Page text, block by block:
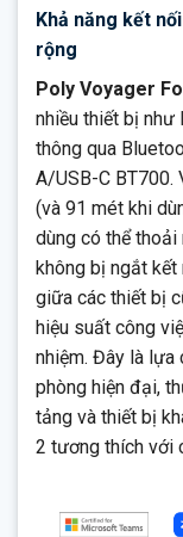
Khả năng kết
rộng
Poly Voyager
nhiều thiết bị như
thông qua
A/USB-C
(và 91 mét khi
dùng có thể thoải
không bị ngắt
giữa các thiết bị
hiệu suất công
nhiệm. Đây là lựa
phòng hiện đại,
tảng và thiết bị
2 tương thích với